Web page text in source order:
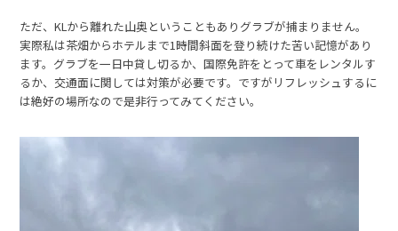
ただ、KLから離れた山奥ということもありグラブが捕まりません。
実際私は茶畑からホテルまで1時間斜面を登り続けた苦い記憶があり
ます。グラブを一日中貸し切るか、国際免許をとって車をレンタルす
るか、交通面に関しては対策が必要です。ですがリフレッシュするに
は絶好の場所なので是非行ってみてください。